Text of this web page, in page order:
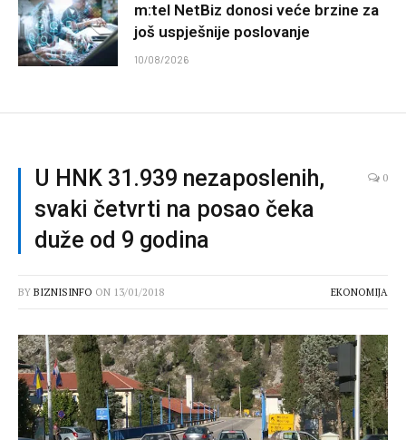
m:tel NetBiz donosi veće brzine za
još uspješnije poslovanje
10/08/2026
U HNK 31.939 nezaposlenih,
svaki četvrti na posao čeka
duže od 9 godina
0
BY BIZNISINFO ON 13/01/2018 EKONOMIJA